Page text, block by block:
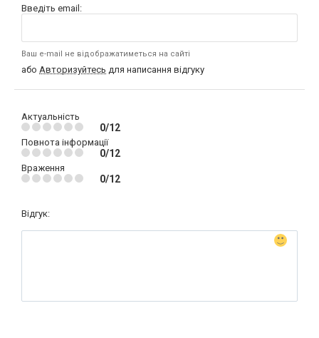
Введіть email:
Ваш e-mail не відображатиметься на сайті
або Авторизуйтесь для написання відгуку
Актуальність
0/12
Повнота інформації
0/12
Враження
0/12
Відгук: